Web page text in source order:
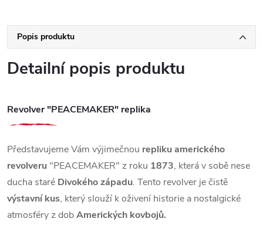
Popis produktu
Detailní popis produktu
Revolver "PEACEMAKER" replika
Představujeme Vám výjimečnou repliku amerického
revolveru "PEACEMAKER" z roku 1873, která v sobě nese
ducha staré Divokého západu. Tento revolver je čistě
výstavní kus, který slouží k oživení historie a nostalgické
atmosféry z dobAmerických kovbojů.